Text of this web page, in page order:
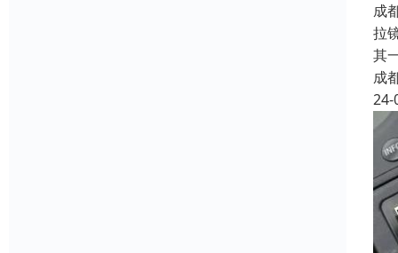
成
拉
其
成
24-